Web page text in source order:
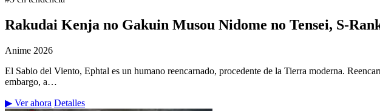
Rakudai Kenja no Gakuin Musou Nidome no Tensei, S-
Anime 2026
El Sabio del Viento, Ephtal es un humano reencarnado, procedente de la Tierra moderna.
embargo, a…
▶ Ver ahora Detalles